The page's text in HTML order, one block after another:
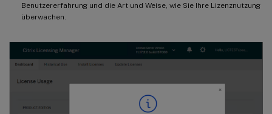
Benutzererfahrung und die Art und Weise, wie Sie Ihre Lizenznutzung
überwachen.